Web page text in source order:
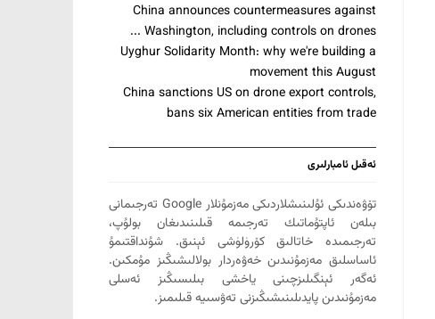
China announces countermeasures against
Washington, including controls on drones ...
Uyghur Solidarity Month: why we're building a
movement this August
China sanctions US on drone export controls,
bans six American entities from trade
ئەقىل ئامبارلىرى
تۆۋەندىكى ئۇلىنىشلاردىكى مەزمۇنلار Google تەرجىمانى
بىلەن ئاپتۇماتىك تەرجىمە قىلىنىدىغان بولۇپ،
تەرجىمىدە خاتالىق كۆرۈلۈشى ئېنىق. شۇنداقتىمۇ
ئاساسلىق مەزمۇنىدىن خەۋەردار بولالىشىڭىز مۇمكىن.
ئەگەر ئېنگىلىزچىنى ياخشى بىلىسىڭىز ئەسلى
مەزمۇنىدىن پايدىلىنىشىڭىزنى تەۋسىيە قىلىمىز.